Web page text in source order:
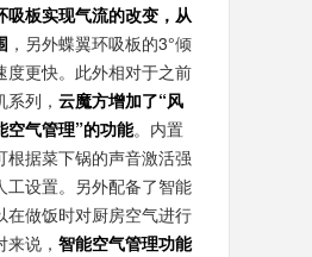
吸板实现气流的改变，从
，另外蝶翼环吸板的3°倾
度更快。此外相对于之前
列， 云魔方增加了“风
空气管理”的功能。内置
根据菜下锅的声音激活强
工设置。另外配备了智能
在做饭时对厨房空气进行
说， 智能空气管理功能